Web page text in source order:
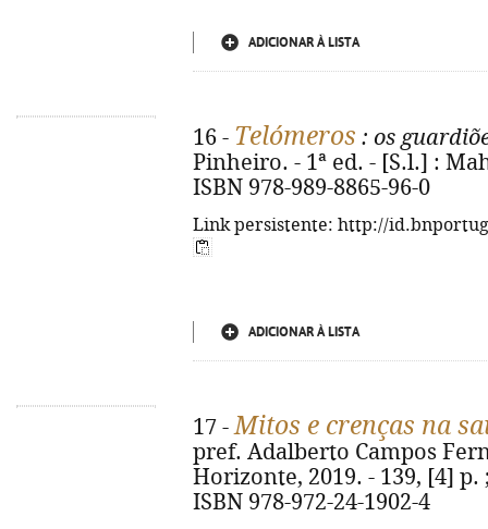
ADICIONAR À LISTA
16 - Telómeros : os
Pinheiro. - 1ª ed. - [S.l.] :
ISBN 978-989-8865-96-0
Link persistente: http://
ADICIONAR À LISTA
17 -Mitos e crenças na
pref. Adalberto Campos
Horizonte, 2019. - 139, [4]
ISBN 978-972-24-1902-4